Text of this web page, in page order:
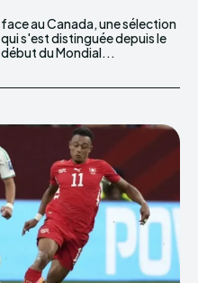
début du Mondial...